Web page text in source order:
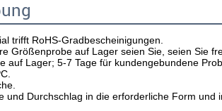
trifft RoHS-Gradbescheinigungen.
Größenprobe auf Lager seien Sie, seien Sie
auf Lager; 5-7 Tage für kundengebundene
und Durchschlag in die erforderliche Form und